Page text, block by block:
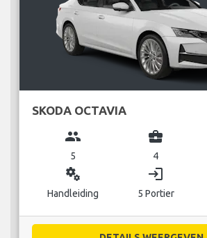
SKODA OCTAVIA
group
5
business_center
4
miscellaneous_services
Handleiding
login
5 Portier